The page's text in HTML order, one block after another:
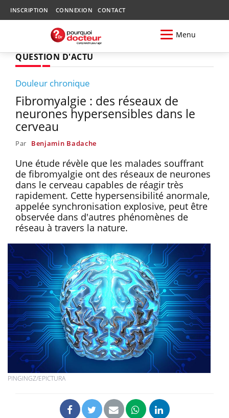
INSCRIPTION CONNEXION CONTACT
Menu
QUESTION D'ACTU
Douleur chronique
Fibromyalgie : des réseaux de
neurones hypersensibles dans le
cerveau
Par Benjamin Badache
Une étude révèle que les malades souffrant
de fibromyalgie ont des réseaux de neurones
dans le cerveau capables de réagir très
rapidement. Cette hypersensibilité anormale,
appelée synchronisation explosive, peut être
observée dans d'autres phénomènes de
réseau à travers la nature.
PINGINGZ/EPICTURA